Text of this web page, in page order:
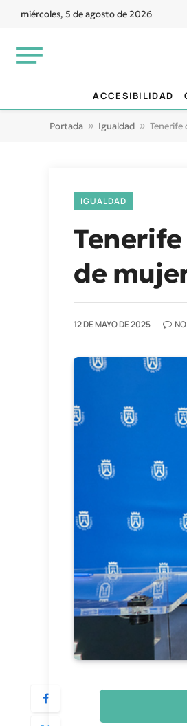
miércoles, 5 de agosto de 2026
ACCESIBILIDAD
Portada » Igualdad » Tenerife
IGUALDAD
de
12 DE MAYO DE 2025